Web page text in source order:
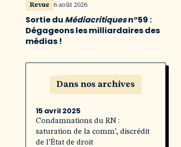
Revue 6 août 2026
Sortie du Médiacritiquesn°59 :
Dégageons les milliardaires des
médias !
Dans nos archives
15 avril 2025
Condamnations du RN :
saturation de la comm’, discrédit
de l’État de droit